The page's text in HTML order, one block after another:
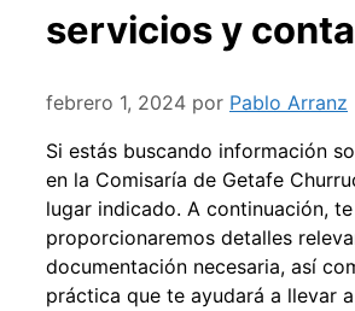
servicios y
febrero 1, 2024 por Pablo Arranz
Si estás buscando información
en la Comisaría de Getafe
lugar indicado. A continuación, te
proporcionaremos detalles
documentación necesaria, así
práctica que te ayudará a llevar